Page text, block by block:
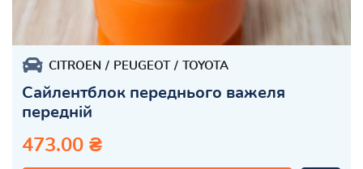
CITROEN PEUGEOT TOYOTA
Сайлентблок переднього важеля
передній
473.00 ₴